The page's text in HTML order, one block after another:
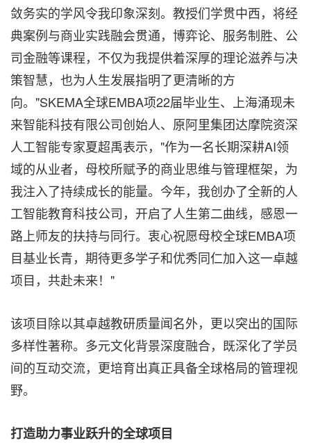
敛务实的学风令我印象深刻。教授们学贯中西，将经
典案例与商业实践融会贯通，博弈论、服务制胜、公
司金融等课程，不仅为我提供着深厚的理论滋养与决
策智慧，也为人生发展指明了更清晰的方
向。"SKEMA全球EMBA项22届毕业生、上海涌现未
来智能科技有限公司创始人、原阿里集团达摩院资深
人工智能专家夏超禹表示，"作为一名长期深耕AI领
域的从业者，母校所赋予的商业思维与管理框架，为
我注入了持续成长的能量。今年，我创办了全新的人
工智能教育科技公司，开启了人生第二曲线，感恩一
路上师友的扶持与同行。衷心祝愿母校全球EMBA项
目基业长青，期待更多学子和优秀同仁加入这一卓越
项目，共赴未来！"
该项目除以其卓越教研质量闻名外，更以突出的国际
多样性著称。多元文化背景深度融合，既深化了学员
间的互动交流，更培育出真正具备全球格局的管理视
野。
打造助力事业跃升的全球项目